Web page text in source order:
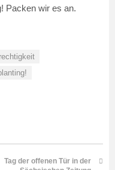
Packen wir es an.
Tag der offenen Tür in der